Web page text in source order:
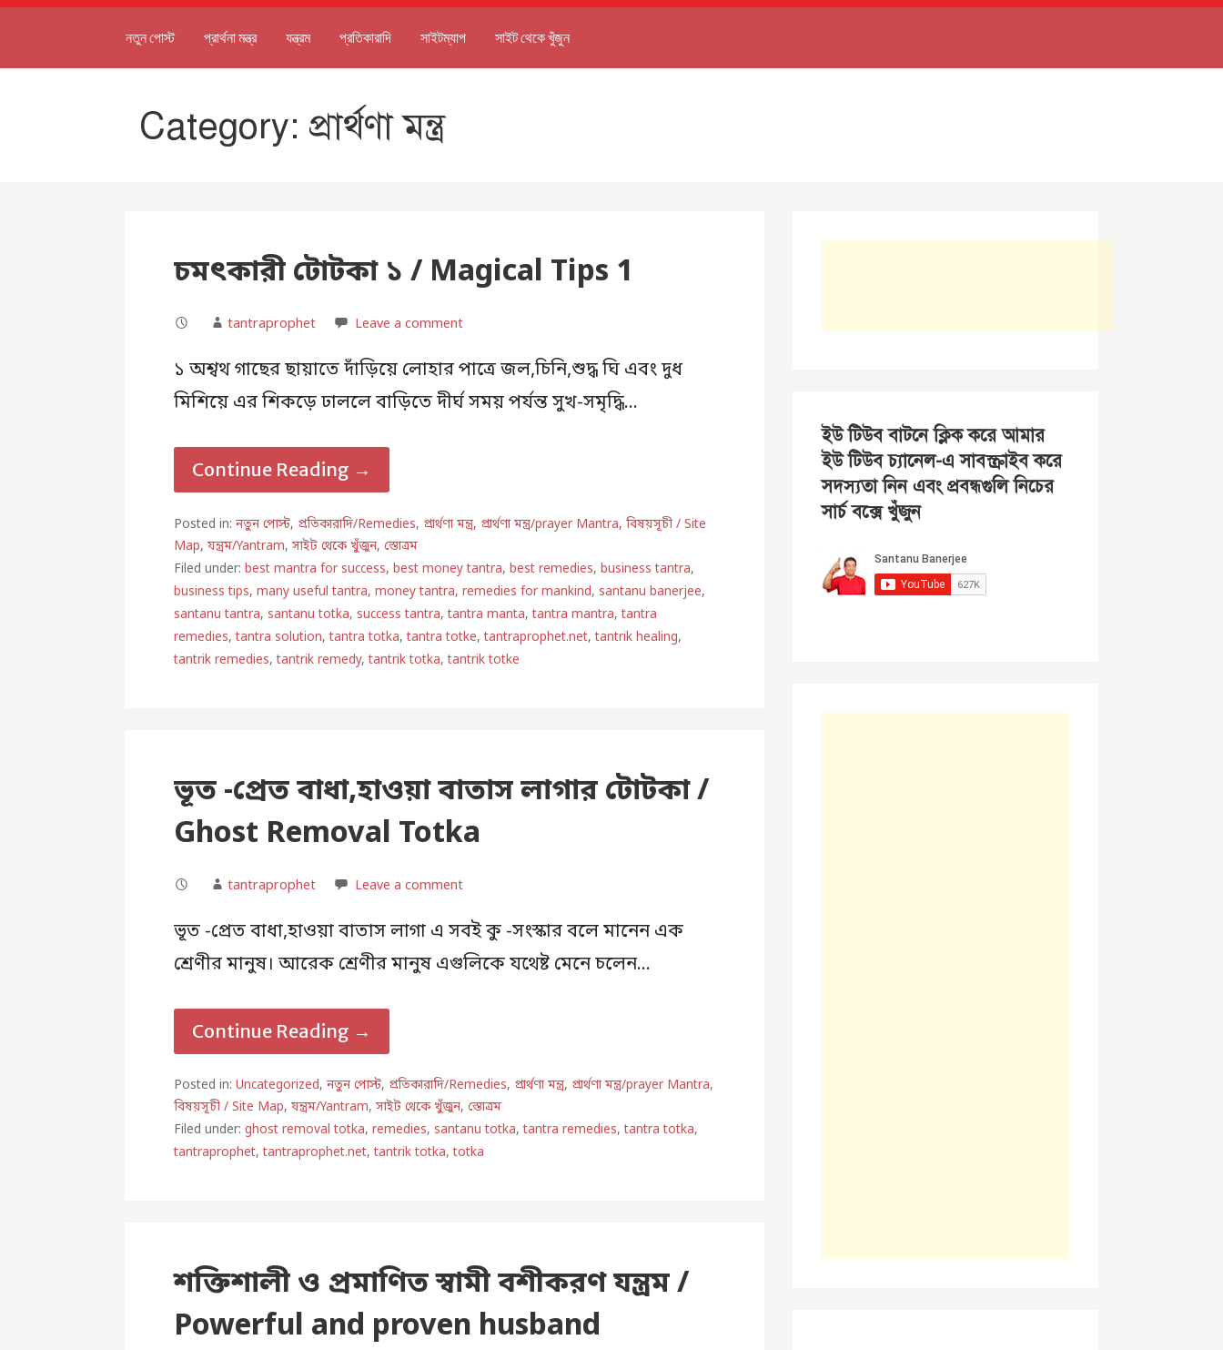
নতুন পোস্ট প্রার্থনা মন্ত্র যন্ত্রম প্রতিকারাদি সাইটম্যাপ সাইট থেকে খুঁজুন
Category: প্রার্থণা মন্ত্র
চমৎকারী টোটকা ১ / Magical Tips 1
tantraprophet Leave a comment
১ অশ্বথ গাছের ছায়াতে দাঁড়িয়ে লোহার পাত্রে জল,চিনি,শুদ্ধ ঘি এবং দুধ
মিশিয়ে এর শিকড়ে ঢাললে বাড়িতে দীর্ঘ সময় পর্যন্ত সুখ-সমৃদ্ধি…
Continue Reading →
Posted in:নতুন পোস্ট, প্রতিকারাদি/Remedies, প্রার্থণা মন্ত্র, প্রার্থণা মন্ত্র/prayer Mantra,বিষয়সূচী / Site
Map,যন্ত্রম/Yantram,সাইট থেকে খুঁজুন, স্তোত্রম
Filed under:best mantra for success,best money tantra,best remedies,business tantra,
business tips,many useful tantra,money tantra,remedies for mankind, santanu banerjee,
santanu tantra, santanu totka, success tantra,tantra manta,tantra mantra,tantra
remedies,tantra solution,tantra totka,tantra totke,tantraprophet.net,tantrik healing,
tantrik remedies,tantrik remedy,tantrik totka,tantrik totke
ভূত -প্রেত বাধা,হাওয়া বাতাস লাগার টোটকা /
Ghost Removal Totka
tantraprophet Leave a comment
ভূত -প্রেত বাধা,হাওয়া বাতাস লাগা এ সবই কু -সংস্কার বলে মানেন এক
শ্রেণীর মানুষ। আরেক শ্রেণীর মানুষ এগুলিকে যথেষ্ট মেনে চলেন…
Continue Reading →
Posted in:Uncategorized,নতুন পোস্ট, প্রতিকারাদি/Remedies, প্রার্থণা মন্ত্র, প্রার্থণা মন্ত্র/prayer Mantra,
বিষয়সূচী / Site Map,যন্ত্রম/Yantram,সাইট থেকে খুঁজুন, স্তোত্রম
Filed under:ghost removal totka,remedies, santanu totka,tantra remedies,tantra totka,
tantraprophet,tantraprophet.net,tantrik totka,totka
শক্তিশালী ও প্রমাণিত স্বামী বশীকরণ যন্ত্রম /
Powerful and proven husband
ইউ টিউব বাটনে ক্লিক করে আমার
ইউ টিউব চ্যানেল-এ সাবস্ক্রাইব করে
সদস্যতা নিন এবং প্রবন্ধগুলি নিচের
সার্চ বক্সে খুঁজুন